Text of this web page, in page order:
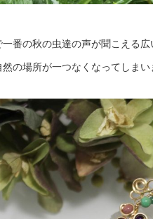
一番の秋の虫達の声が聞こえる
然の場所が一つなくなってしまい